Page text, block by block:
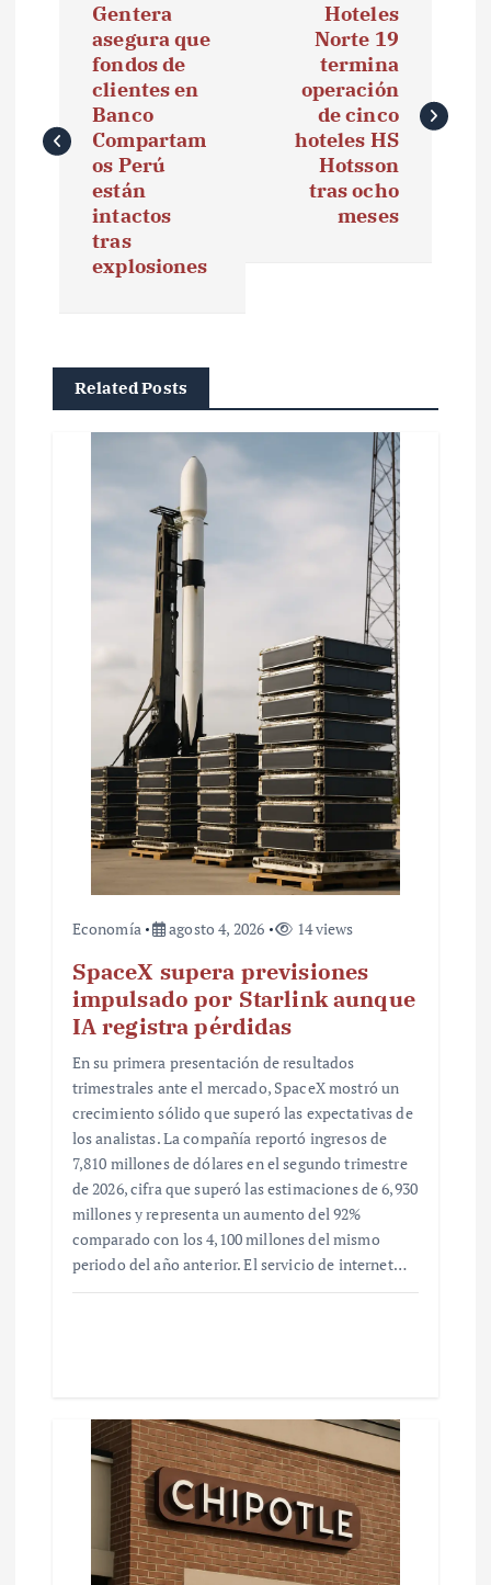
e
g
Gentera
asegura que
fondos de
clientes en
Banco
Compartam
os Perú
están
intactos
tras
explosiones
Hoteles
Norte 19
termina
operación
de cinco
hoteles HS
Hotsson
tras ocho
meses
Related Posts
Economía agosto 4, 2026 14 views
SpaceX supera previsiones
impulsado por Starlink aunque
IA registra pérdidas
En su primera presentación de resultados
trimestrales ante el mercado, SpaceX mostró un
crecimiento sólido que superó las expectativas de
los analistas. La compañía reportó ingresos de
7,810 millones de dólares en el segundo trimestre
de 2026, cifra que superó las estimaciones de 6,930
millones y representa un aumento del 92%
comparado con los 4,100 millones del mismo
periodo del año anterior. El servicio de internet…